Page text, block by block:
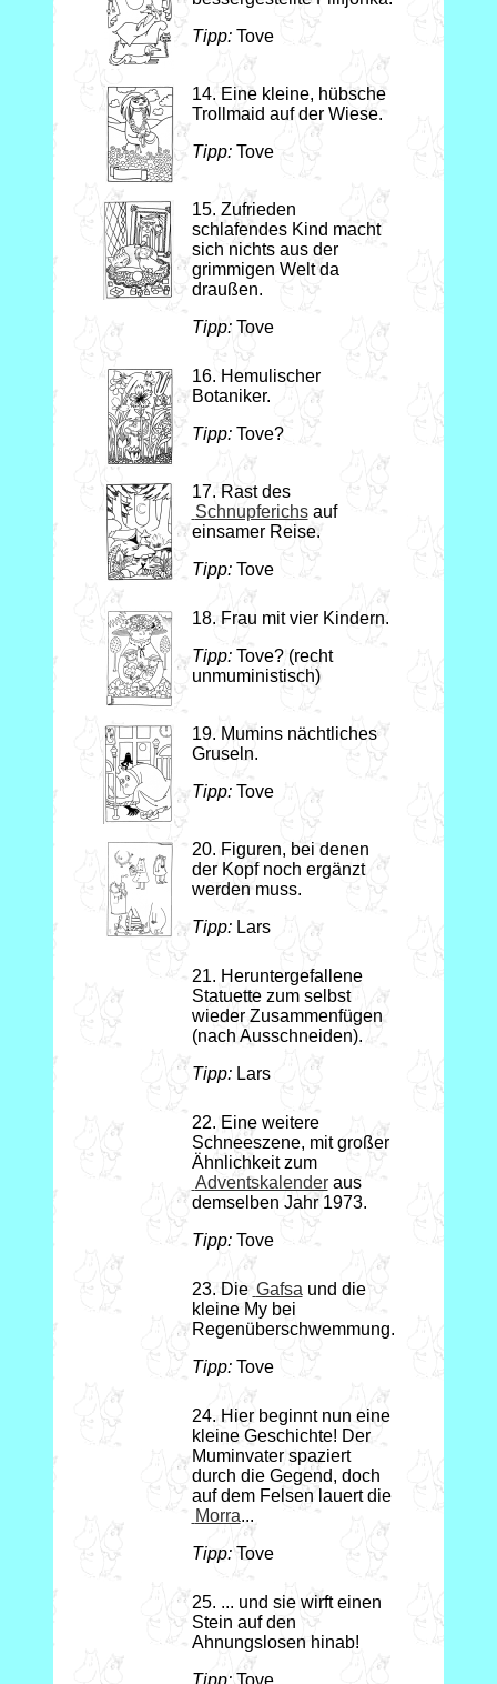
Tipp:Tove
14. Eine kleine, hübsche
Trollmaid auf der Wiese.
Tipp:Tove
15. Zufrieden
schlafendes Kind macht
sich nichts aus der
grimmigen Welt da
draußen.
Tipp:Tove
16. Hemulischer
Botaniker.
Tipp:Tove?
17. Rast des
Schnupferichsauf
einsamer Reise.
Tipp:Tove
18. Frau mit vier Kindern.
Tipp:Tove? (recht
unmuministisch)
19. Mumins nächtliches
Gruseln.
Tipp:Tove
20. Figuren, bei denen
der Kopf noch ergänzt
werden muss.
Tipp:Lars
21. Heruntergefallene
Statuette zum selbst
wieder Zusammenfügen
(nach Ausschneiden).
Tipp:Lars
22. Eine weitere
Schneeszene, mit großer
Ähnlichkeit zum
Adventskalenderaus
demselben Jahr 1973.
Tipp:Tove
23. Die Gafsa und die
kleine My bei
Regenüberschwemmung.
Tipp:Tove
24. Hier beginnt nun eine
kleine Geschichte! Der
Muminvater spaziert
durch die Gegend, doch
auf dem Felsen lauert die
Morra...
Tipp:Tove
25. ... und sie wirft einen
Stein auf den
Ahnungslosen hinab!